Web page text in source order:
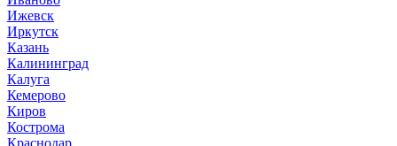
Ижевск
Иркутск
Казань
Калининград
Калуга
Кемерово
Киров
Кострома
Краснодар